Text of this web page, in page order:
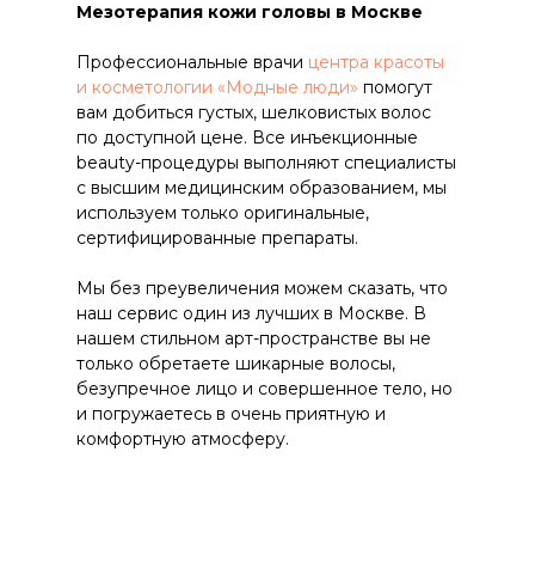
Мезотерапия кожи головы в Москве
Профессиональные врачи центра красоты
и косметологии «Модные люди» помогут
вам добиться густых, шелковистых волос
по доступной цене. Все инъекционные
beauty-процедуры выполняют специалисты
с высшим медицинским образованием, мы
используем только оригинальные,
сертифицированные препараты.
Мы без преувеличения можем сказать, что
наш сервис один из лучших в Москве. В
нашем стильном арт-пространстве вы не
только обретаете шикарные волосы,
безупречное лицо и совершенное тело, но
и погружаетесь в очень приятную и
комфортную атмосферу.